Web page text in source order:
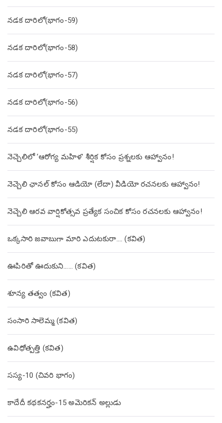
నడక దారిలో(భాగం-59)
నడక దారిలో(భాగం-58)
నడక దారిలో(భాగం-57)
నడక దారిలో(భాగం-56)
నడక దారిలో(భాగం-55)
నెచ్చెలిలో ‘ఆరోగ్య మహిళ’ శీర్షిక కోసం ప్రశ్నలకు ఆహ్వానం!
నెచ్చెలి ఛానల్ కోసం ఆడియో (లేదా) వీడియో రచనలకు ఆహ్వానం!
నెచ్చెలి ఆరవ వార్షికోత్సవ ప్రత్యేక సంచిక కోసం రచనలకు ఆహ్వానం!
ఒక్కసారి జవాబుగా మారి ఎదుటకురా…. (కవిత)
ఊపిరితో ఊదుకుని…… (కవిత)
శూన్య తత్వం (కవిత)
సంసారి సాలెమ్మ (కవిత)
ఉవిధోత్పత్తి (కవిత)
సస్య-10 (చివరి భాగం)
కాదేదీ కథకనర్హం-15 అమెరికన్ అల్లుడు